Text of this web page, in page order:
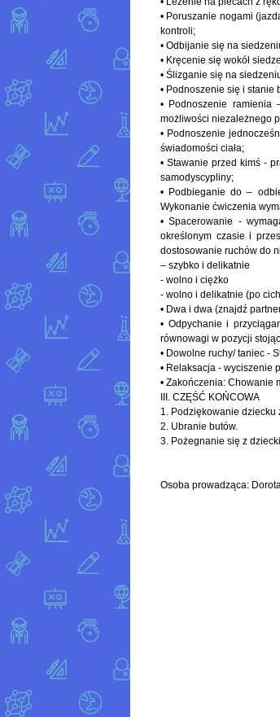
• Poruszanie nogami
kontroli;
• Odbijanie się na
• Kręcenie się wokół
• Ślizganie się na
• Podnoszenie się i stanie
• Podnoszenie
możliwości niezależnego
• Podnoszenie
świadomości ciała;
• Stawanie przed kimś -
samodyscypliny;
• Podbieganie do –
Wykonanie ćwiczenia
• Spacerowanie -
określonym czasie i
dostosowanie ruchów do
– szybko i delikatnie
- wolno i ciężko
- wolno i delikatnie (po
• Dwa i dwa (znajdź
• Odpychanie i
równowagi w pozycji
• Dowolne ruchy/ taniec -
• Relaksacja - wyciszenie
• Zakończenia: Chowanie
III. CZĘŚĆ KOŃCOWA
1. Podziękowanie dziecku
2. Ubranie butów.
3. Pożegnanie się z
Osoba prowadząca: